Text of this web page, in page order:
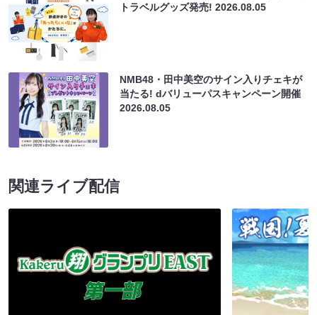
トラベルグッズ発売!2026.08.05
NMB48・田中美空のサイン入りチェキが
当たる! dバリューパスキャンペーン開催
2026.08.05
関連ライブ配信